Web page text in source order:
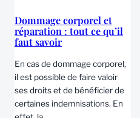
Dommage corporel et
réparation : tout ce qu’il
faut savoir
En cas de dommage corporel,
il est possible de faire valoir
ses droits et de bénéficier de
certaines indemnisations. En